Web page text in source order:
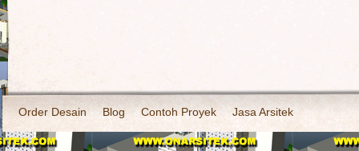
Order Desain Blog Contoh Proyek Jasa Arsitek